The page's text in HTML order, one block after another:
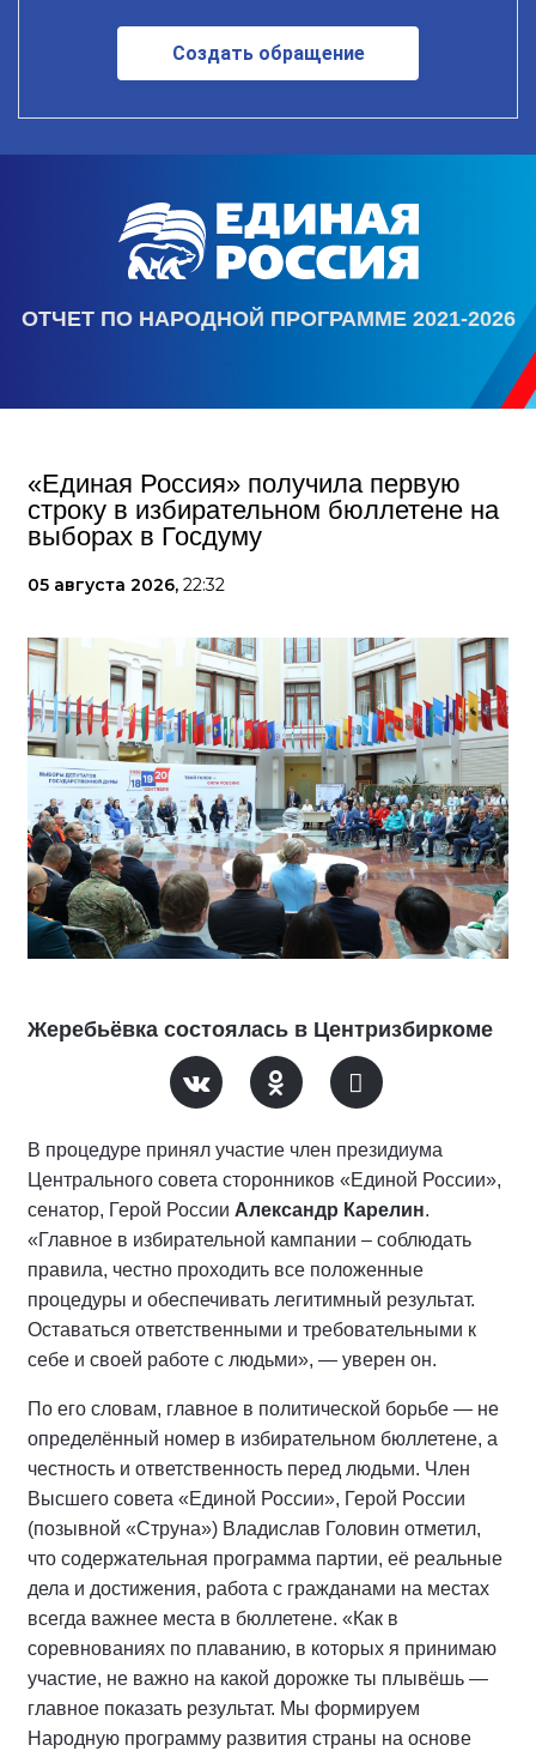
Создать обращение
ОТЧЕТ ПО НАРОДНОЙ ПРОГРАММЕ 2021-2026
«Единая Россия» получила первую
строку в избирательном бюллетене на
выборах в Госдуму
05 августа 2026, 22:32
Жеребьёвка состоялась в Центризбиркоме
В процедуре принял участие член президиума
Центрального совета сторонников «Единой России»,
сенатор, Герой России Александр Карелин.
«Главное в избирательной кампании – соблюдать
правила, честно проходить все положенные
процедуры и обеспечивать легитимный результат.
Оставаться ответственными и требовательными к
себе и своей работе с людьми», — уверен он.
По его словам, главное в политической борьбе — не
определённый номер в избирательном бюллетене, а
честность и ответственность перед людьми. Член
Высшего совета «Единой России», Герой России
(позывной «Струна») Владислав Головин отметил,
что содержательная программа партии, её реальные
дела и достижения, работа с гражданами на местах
всегда важнее места в бюллетене. «Как в
соревнованиях по плаванию, в которых я принимаю
участие, не важно на какой дорожке ты плывёшь —
главное показать результат. Мы формируем
Народную программу развития страны на основе